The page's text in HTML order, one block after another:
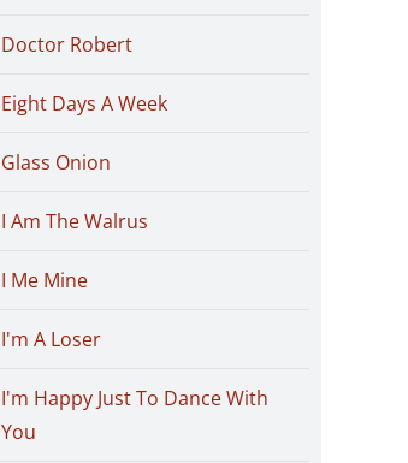
Doctor Robert
Eight Days A Week
Glass Onion
I Am The Walrus
I Me Mine
I'm A Loser
I'm Happy Just To Dance With
You